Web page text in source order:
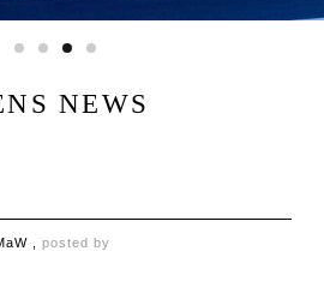
NEWS
,posted by